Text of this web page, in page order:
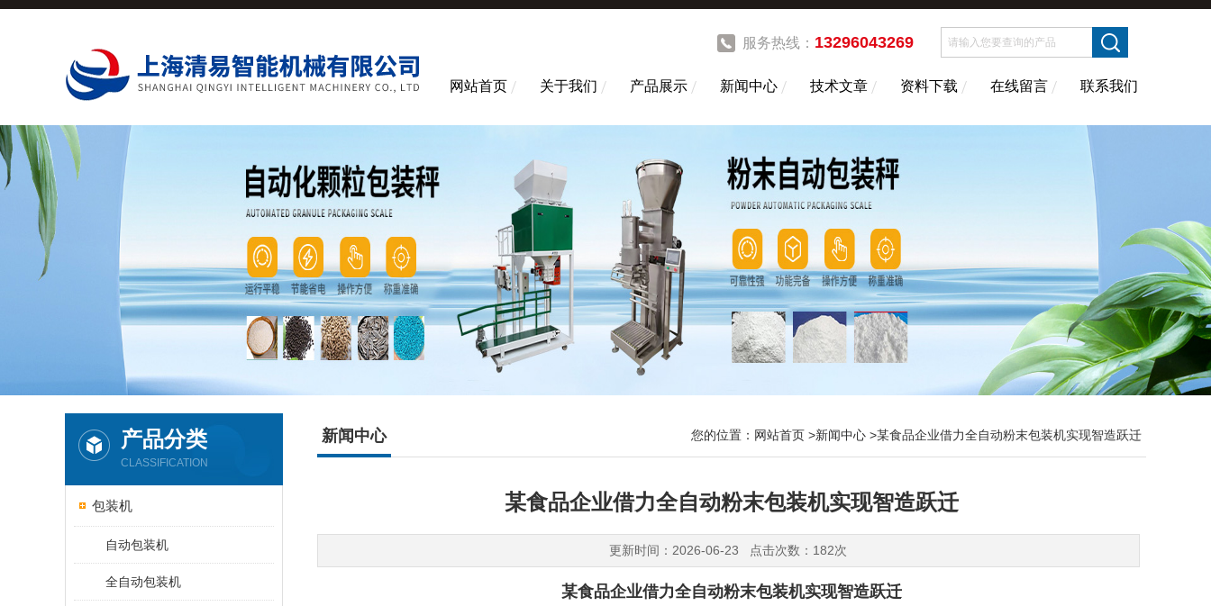
服务热线： 13296043269
网站首页 关于我们 产品展示 新闻中心 技术文章 资料下载 在线留言 联系我们
产品分类
CLASSIFICATION
包装机
自动包装机
全自动包装机
新闻中心 您的位置： 网站首页 >新闻中心 >​某食品企业借力全自动粉末包装机实现智造跃迁
​某食品企业借力全自动粉末包装机实现智造跃迁
更新时间：2026-06-23 点击次数：182次
某食品企业借力全自动粉末包装机实现智造跃迁